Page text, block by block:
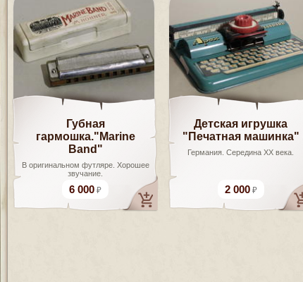
Губная
гармошка."Marine
Band"
В оригинальном футляре. Хорошее
звучание.
6 000
Детская игрушка
"Печатная машинка"
Германия. Середина ХХ века.
2 000